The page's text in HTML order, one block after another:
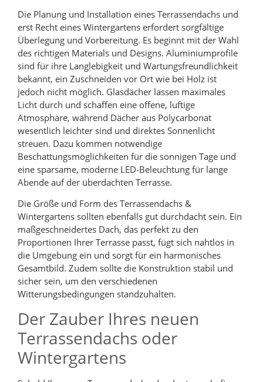
Die Planung und Installation eines Terrassendachs und
erst Recht eines Wintergartens erfordert sorgfältige
Überlegung und Vorbereitung. Es beginnt mit der Wahl
des richtigen Materials und Designs. Aluminiumprofile
sind für ihre Langlebigkeit und Wartungsfreundlichkeit
bekannt, ein Zuschneiden vor Ort wie bei Holz ist
jedoch nicht möglich. Glasdächer lassen maximales
Licht durch und schaffen eine offene, luftige
Atmosphäre, während Dächer aus Polycarbonat
wesentlich leichter sind und direktes Sonnenlicht
streuen. Dazu kommen notwendige
Beschattungsmöglichkeiten für die sonnigen Tage und
eine sparsame, moderne LED-Beleuchtung für lange
Abende auf der überdachten Terrasse.
Die Größe und Form des Terrassendachs &
Wintergartens sollten ebenfalls gut durchdacht sein. Ein
maßgeschneidertes Dach, das perfekt zu den
Proportionen Ihrer Terrasse passt, fügt sich nahtlos in
die Umgebung ein und sorgt für ein harmonisches
Gesamtbild. Zudem sollte die Konstruktion stabil und
sicher sein, um den verschiedenen
Witterungsbedingungen standzuhalten.
Der Zauber Ihres neuen
Terrassendachs oder
Wintergartens